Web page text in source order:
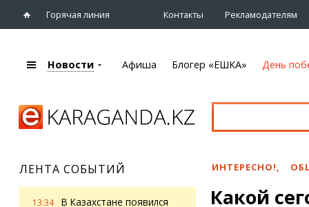
Горячая линия Контакты Рекламодателям
Караганды
eTV
Афиша
Театры
Спорт
Новости Афиша Блогер «ЕШКА» День
ЛЕНТА СОБЫТИЙ
13:34
В Казахстане появился
ИНТЕРЕСНО!,
Какой